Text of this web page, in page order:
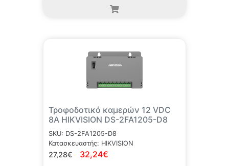
Τροφοδοτικό καμερών 12 VDC
8A HIKVISION DS-2FA1205-D8
SKU: DS-2FA1205-D8
Κατασκευαστής: HIKVISION
27,28€ 32,24€